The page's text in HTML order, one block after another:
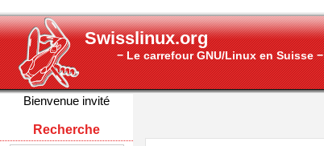
Swisslinux.org
− Le carrefour GNU/Linux en Suisse −
Bienvenue invité
Recherche